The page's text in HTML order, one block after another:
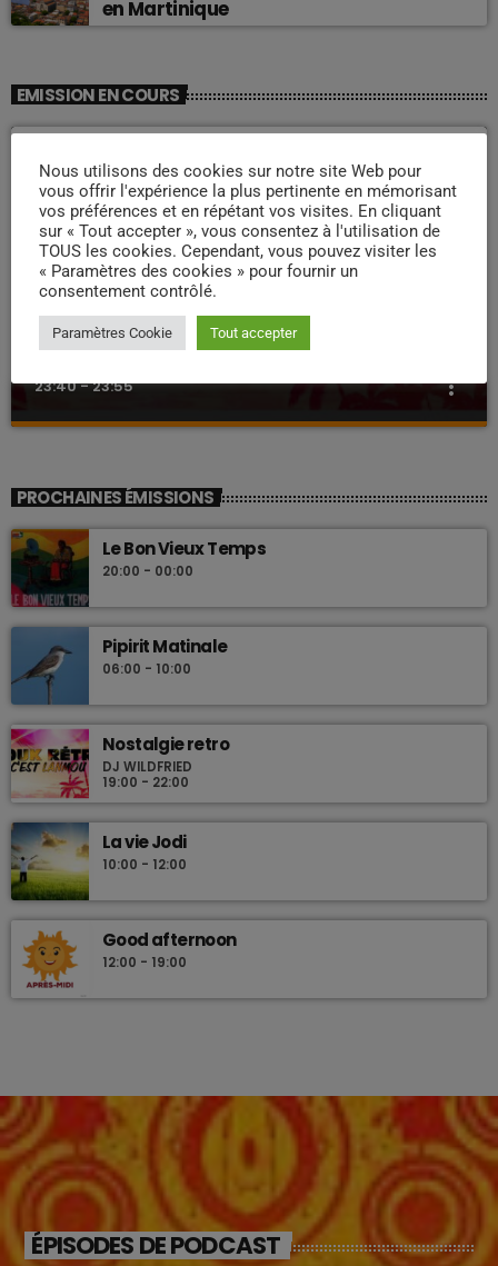
en Martinique
EMISSION EN COURS
ZOUK NOSTALGIE
Nostalgie retro
23:40 - 23:55 more_vert
Les plus beaux Zouk des années 80
PROCHAINES ÉMISSIONS
Le Bon Vieux Temps
20:00 - 00:00
Pipirit Matinale
06:00 - 10:00
Nostalgie retro
DJ WILDFRIED
19:00 - 22:00
La vie Jodi
10:00 - 12:00
Good afternoon
12:00 - 19:00
ÉPISODES DE PODCAST
Nous utilisons des cookies sur notre site Web pour
vous offrir l'expérience la plus pertinente en mémorisant
vos préférences et en répétant vos visites. En cliquant
sur « Tout accepter », vous consentez à l'utilisation de
TOUS les cookies. Cependant, vous pouvez visiter les
« Paramètres des cookies » pour fournir un
consentement contrôlé.
Paramètres Cookie Tout accepter